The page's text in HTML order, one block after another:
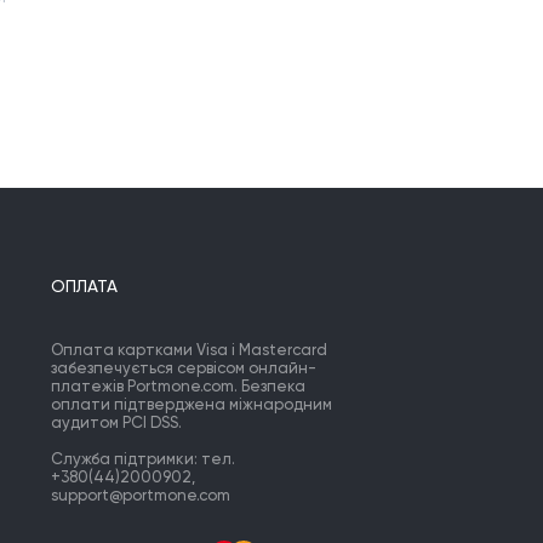
ОПЛАТА
Оплата картками Visa і Mastercard
забезпечується сервісом онлайн-
платежів Portmone.com. Безпека
оплати підтверджена міжнародним
аудитом PCI DSS.
Служба підтримки: тел.
+380(44)2000902,
support@portmone.com